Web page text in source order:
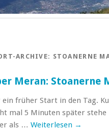
ARCHIVE: STOANERNE
Meran: Stoanerne
ein früher Start in den Tag.
mal 5 Minuten später
als … Weiterlesen →